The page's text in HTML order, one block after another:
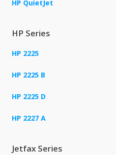
HP QuietJet
HP Series
HP 2225
HP 2225 B
HP 2225 D
HP 2227 A
Jetfax Series